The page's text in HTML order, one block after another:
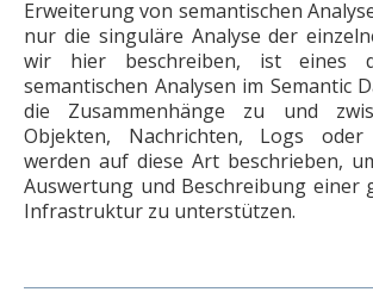
Erweiterung von semantischen
nur die singuläre Analyse der
wir hier beschreiben, ist eines
semantischen Analysen im Semantic
die Zusammenhänge zu und
Objekten, Nachrichten, Logs oder
werden auf diese Art beschrieben,
Auswertung und Beschreibung einer
Infrastruktur zu unterstützen.